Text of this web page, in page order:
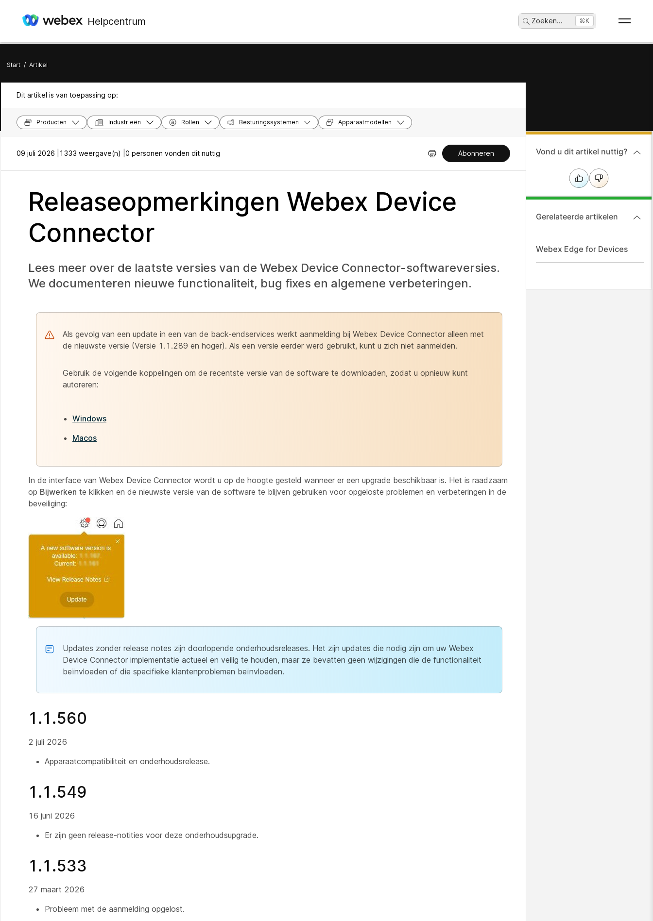
Helpcentrum Zoeken... ⌘K
Start / Artikel
Dit artikel is van toepassing op:
Producten Industrieën Rollen Besturingssystemen Apparaatmodellen
09 juli 2026 | 1333 weergave(n) | 0 personen vonden dit nuttig Abonneren
Releaseopmerkingen Webex Device
Connector
Lees meer over de laatste versies van de Webex Device Connector-softwareversies.
We documenteren nieuwe functionaliteit, bug fixes en algemene verbeteringen.
Als gevolg van een update in een van de back-endservices werkt aanmelding bij Webex Device Connector alleen met
de nieuwste versie (Versie 1.1.289 en hoger). Als een versie eerder werd gebruikt, kunt u zich niet aanmelden.
Gebruik de volgende koppelingen om de recentste versie van de software te downloaden, zodat u opnieuw kunt
autoreren:
Windows
Macos
In de interface van Webex Device Connector wordt u op de hoogte gesteld wanneer er een upgrade beschikbaar is. Het is raadzaam
op Bijwerken te klikken en de nieuwste versie van de software te blijven gebruiken voor opgeloste problemen en verbeteringen in de
beveiliging:
Updates zonder release notes zijn doorlopende onderhoudsreleases. Het zijn updates die nodig zijn om uw Webex
Device Connector implementatie actueel en veilig te houden, maar ze bevatten geen wijzigingen die de functionaliteit
beïnvloeden of die specifieke klantenproblemen beïnvloeden.
1.1.560
2 juli 2026
Apparaatcompatibiliteit en onderhoudsrelease.
1.1.549
16 juni 2026
Er zijn geen release-notities voor deze onderhoudsupgrade.
1.1.533
27 maart 2026
Probleem met de aanmelding opgelost.
Vond u dit artikel nuttig?
Gerelateerde artikelen
Webex Edge for Devices